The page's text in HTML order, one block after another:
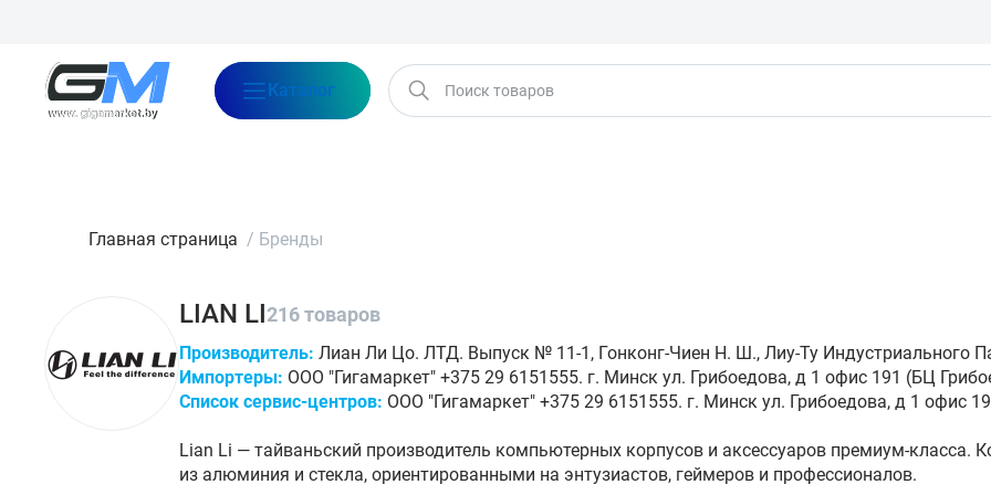
Каталог
Главная страница / Бренды
LIAN LI216 товаров
Производитель: Лиан Ли Цо. ЛТД. Выпуск № 11-1, Гонконг-Чиен Н. Ш., Лиу-Ту Индустриального
Импортеры: ООО "Гигамаркет" +375 29 6151555. г. Минск ул. Грибоедова, д 1 офис 191 (БЦ
Список сервис-центров: ООО "Гигамаркет" +375 29 6151555. г. Минск ул. Грибоедова, д 1 офис
Lian Li — тайваньский производитель компьютерных корпусов и аксессуаров
из алюминия и стекла, ориентированными на энтузиастов, геймеров и профессионалов.